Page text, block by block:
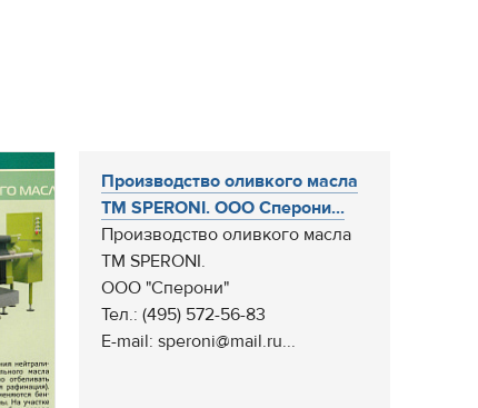
Производство оливкого масла
ТМ SPERONI. ООО Сперони...
Производство оливкого масла
ТМ SPERONI.
ООО "Сперони"
Тел.: (495) 572-56-83
E-mail: speroni@mail.ru...